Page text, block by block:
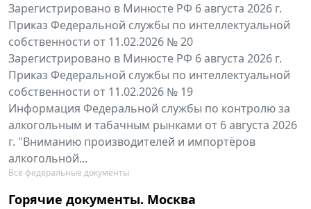
Зарегистрировано в Минюсте РФ 6 августа 2026 г.
Приказ Федеральной службы по интеллектуальной
собственности от 11.02.2026 № 20
Зарегистрировано в Минюсте РФ 6 августа 2026 г.
Приказ Федеральной службы по интеллектуальной
собственности от 11.02.2026 № 19
Информация Федеральной службы по контролю за
алкогольным и табачным рынками от 6 августа 2026
г. "Вниманию производителей и импортёров
алкогольной...
Все федеральные документы
Горячие документы. Москва